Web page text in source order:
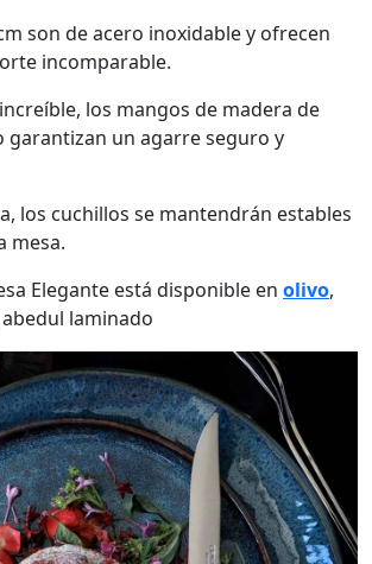
son de acero inoxidable y ofrecen
incomparable.
los mangos de madera de
garantizan un agarre seguro y
los cuchillos se mantendrán estables
mesa.
Elegante está disponible en olivo,
laminado